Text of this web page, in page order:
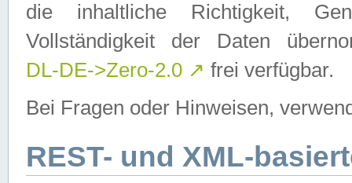
die inhaltliche Richtigkeit,
Vollständigkeit der Daten
DL-DE->Zero-2.0 ↗ frei verfügbar.
Bei Fragen oder Hinweisen,
REST- und XML-